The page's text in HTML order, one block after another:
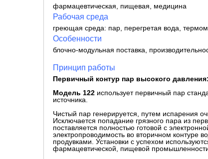
фармацевтическая, пищевая, медицина
Рабочая cреда
греющая среда: пар, перегретая вода,
Особенности
блочно-модульная поставка,
Принцип работы
Первичный контур пар высокого давления:
Модель 122 использует первичный пар
источника.
Чистый пар генерируется, путем испарения
Исключается попадание грязного пара из
поставляется полностью готовой с
электропроводимость во вторичном контуре
продувками. Установки с успехом
фармацевтической, пищевой